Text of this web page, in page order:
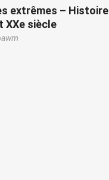
extrêmes – Histoire
XXe siècle